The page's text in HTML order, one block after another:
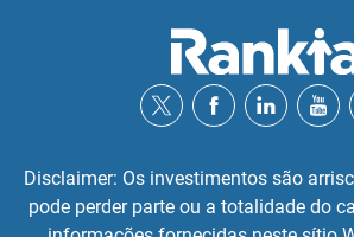
Disclaimer: Os investimentos são
pode perder parte ou a totalidade do